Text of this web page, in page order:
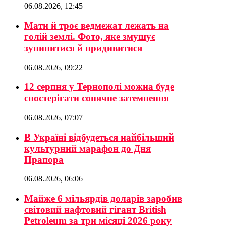
06.08.2026, 12:45
Мати й троє ведмежат лежать на
голій землі. Фото, яке змушує
зупинитися й придивитися
06.08.2026, 09:22
12 серпня у Тернополі можна буде
спостерігати сонячне затемнення
06.08.2026, 07:07
В Україні відбудеться найбільший
культурний марафон до Дня
Прапора
06.08.2026, 06:06
Майже 6 мільярдів доларів заробив
світовий нафтовий гігант British
Petroleum за три місяці 2026 року